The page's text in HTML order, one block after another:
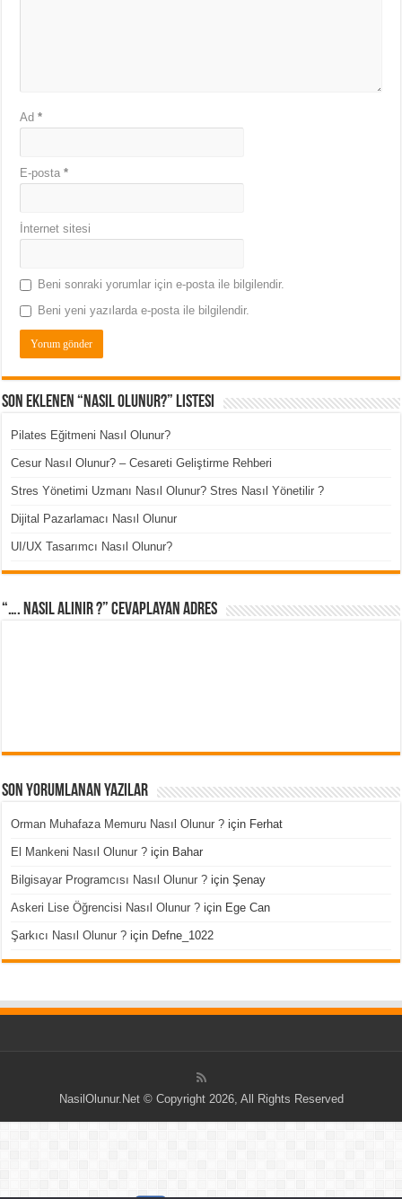
Ad*
E-posta*
İnternet sitesi
Beni sonraki yorumlar için e-posta ile bilgilendir.
Beni yeni yazılarda e-posta ile bilgilendir.
Son Eklenen “Nasıl Olunur?” Listesi
Pilates Eğitmeni Nasıl Olunur?
Cesur Nasıl Olunur? – Cesareti Geliştirme Rehberi
Stres Yönetimi Uzmanı Nasıl Olunur? Stres Nasıl Yönetilir ?
Dijital Pazarlamacı Nasıl Olunur
UI/UX Tasarımcı Nasıl Olunur?
“…. Nasıl Alınır ?” cevaplayan adres
Son Yorumlanan Yazılar
Orman Muhafaza Memuru Nasıl Olunur ? için Ferhat
El Mankeni Nasıl Olunur ? için Bahar
Bilgisayar Programcısı Nasıl Olunur ? içinŞenay
Askeri Lise Öğrencisi Nasıl Olunur ? için Ege Can
Şarkıcı Nasıl Olunur ? için Defne_1022
NasilOlunur.Net © Copyright 2026, All Rights Reserved